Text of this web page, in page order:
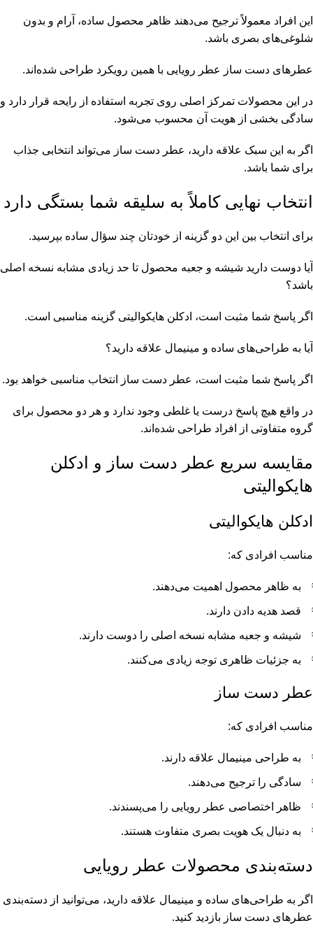
این افراد معمولاً ترجیح می‌دهند ظاهر محصول ساده، آرام و بدون
شلوغی‌های بصری باشد.
عطرهای دست ساز عطر رویایی با همین رویکرد طراحی شده‌اند.
در این محصولات تمرکز اصلی روی تجربه استفاده از رایحه قرار دارد و
سادگی بخشی از هویت آن محسوب می‌شود.
اگر به این سبک علاقه دارید، عطر دست ساز می‌تواند انتخابی جذاب
برای شما باشد.
انتخاب نهایی کاملاً به سلیقه شما بستگی دارد
برای انتخاب بین این دو گزینه از خودتان چند سؤال ساده بپرسید.
آیا دوست دارید شیشه و جعبه محصول تا حد زیادی مشابه نسخه اصلی
باشد؟
اگر پاسخ شما مثبت است، ادکلن هایکوالیتی گزینه مناسبی است.
آیا به طراحی‌های ساده و مینیمال علاقه دارید؟
اگر پاسخ شما مثبت است، عطر دست ساز انتخاب مناسبی خواهد بود.
در واقع هیچ پاسخ درست یا غلطی وجود ندارد و هر دو محصول برای
گروه متفاوتی از افراد طراحی شده‌اند.
مقایسه سریع عطر دست ساز و ادکلن
هایکوالیتی
ادکلن هایکوالیتی
مناسب افرادی که:
به ظاهر محصول اهمیت می‌دهند.
قصد هدیه دادن دارند.
شیشه و جعبه مشابه نسخه اصلی را دوست دارند.
به جزئیات ظاهری توجه زیادی می‌کنند.
عطر دست ساز
مناسب افرادی که:
به طراحی مینیمال علاقه دارند.
سادگی را ترجیح می‌دهند.
ظاهر اختصاصی عطر رویایی را می‌پسندند.
به دنبال یک هویت بصری متفاوت هستند.
دسته‌بندی محصولات عطر رویایی
اگر به طراحی‌های ساده و مینیمال علاقه دارید، می‌توانید از دسته‌بندی
عطرهای دست ساز بازدید کنید.